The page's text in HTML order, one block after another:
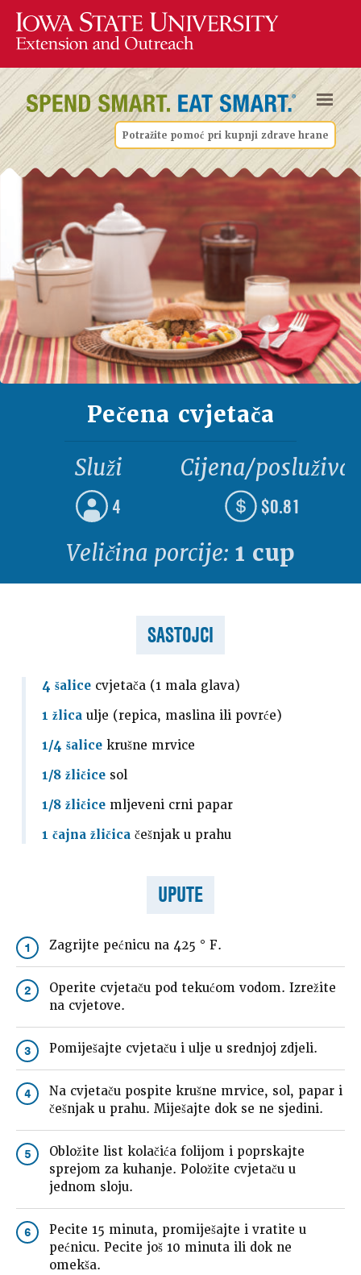
Potražite pomoć pri kupnji zdrave hrane
Pečena cvjetača
Služi
4
Cijena/
$0.81
Veličina porcije: 1 cup
SASTOJCI
4 šalice cvjetača (1 mala glava)
1 žlica ulje (repica, maslina ili povrće)
1/4 šalice krušne mrvice
1/8 žličice sol
1/8 žličice mljeveni crni papar
1 čajna žličica češnjak u prahu
UPUTE
1 Zagrijte pećnicu na 425 ° F.
2
Operite cvjetaču pod tekućom vodom. Izrežite
na cvjetove.
3 Pomiješajte cvjetaču i ulje u srednjoj zdjeli.
4
Na cvjetaču pospite krušne mrvice, sol, papar i
češnjak u prahu. Miješajte dok se ne sjedini.
5
Obložite list kolačića folijom i poprskajte
sprejom za kuhanje. Položite cvjetaču u
jednom sloju.
6
Pecite 15 minuta, promiješajte i vratite u
pećnicu. Pecite još 10 minuta ili dok ne
omekša.